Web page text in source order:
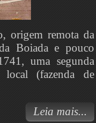
origem remota da
Boiada e pouco
uma segunda
(fazenda de
Leia mais...